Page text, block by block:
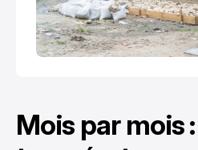
Mois par mois